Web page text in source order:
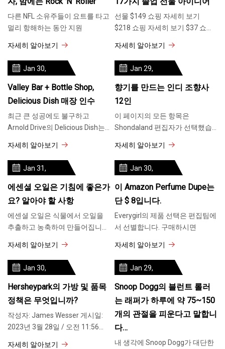
다른 NFL 소유주들이 요트를 타고
멀리 항해하는 동안 지원
자세히 알아보기
선물 $149 쇼핑 자세히 보기
$218 쇼핑 자세히 보기 $37 쇼핑
자세히 알아보기
Jan 30,
Valley Bar + Bottle Shop,
Delicious Dish 매장 인수
최근 큰 성공에도 불구하고
Arnold Drive의 Delicious Dish는
자세히 알아보기
Jan 29,
향기를 만드는 인디 조향사
12인
이 페이지의 모든 항목은
Shondaland 편집자가 선택했습
자세히 알아보기
Jan 31,
에센셜 오일은 기침에 좋은가
요? 알아야 할 사항
에센셜 오일은 식물에서 오일을
추출하고 농축하여 만들어집니
자세히 알아보기
Jan 30,
이 Amazon Perfume Dupe는
단 $ 8입니다.
Everygirl의 제품 선택은 편집팀에
서 선별합니다. 구매하시면
자세히 알아보기
Jan 30,
Hersheypark의 가방 및 품목
정책은 무엇입니까?
작성자: James Wesser 게시일:
2023년 3월 28일 / 오전 11:56
자세히 알아보기
Jan 29,
Snoop Dogg의 블런트 롤러
는 래퍼가 하루에 약 75~150
개의 관절을 피운다고 말합니
다…
내 생각에 Snoop Dogg가 대단한